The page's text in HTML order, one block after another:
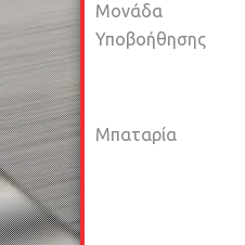
Μονάδα
Υποβοήθησης
Μπαταρία